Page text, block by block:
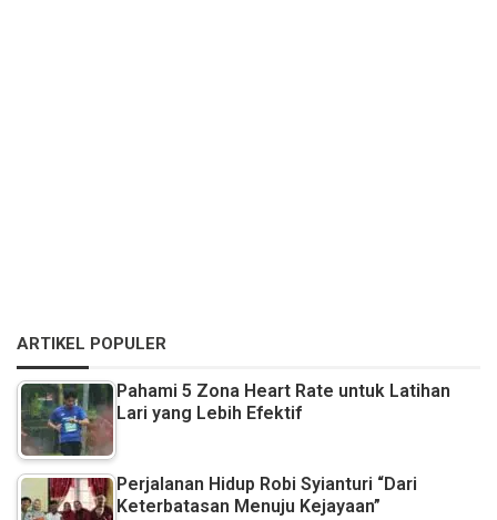
ARTIKEL POPULER
Pahami 5 Zona Heart Rate untuk Latihan
Lari yang Lebih Efektif
Perjalanan Hidup Robi Syianturi “Dari
Keterbatasan Menuju Kejayaan”